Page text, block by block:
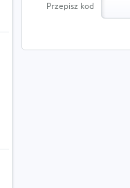
Przepisz kod